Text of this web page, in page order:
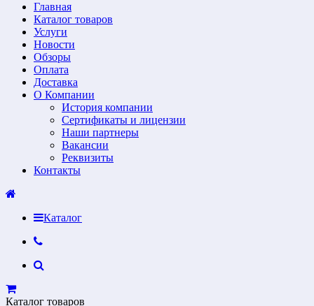
Главная
Каталог товаров
Услуги
Новости
Обзоры
Оплата
Доставка
О Компании
История компании
Сертификаты и лицензии
Наши партнеры
Вакансии
Реквизиты
Контакты
Каталог
Каталог товаров